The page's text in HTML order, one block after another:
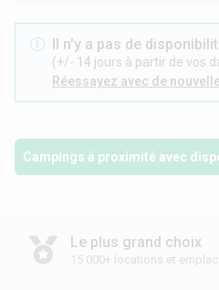
Il n'y a pas de
(+/- 14 jours à partir de vos
Réessayez avec de
Campings à proximité avec
Le plus grand choix
15 000+ locations et